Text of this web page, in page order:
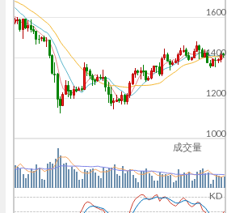
成交量
KD
1000
1200
1400
1600